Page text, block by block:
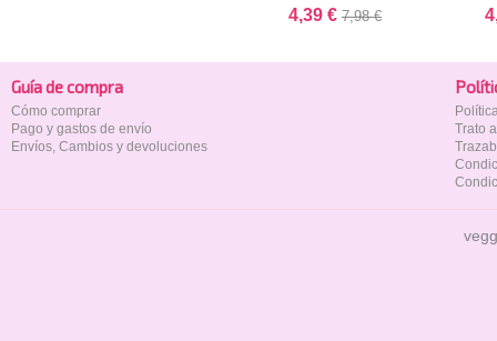
4,39 € 7,98 €
Guía de compra
Cómo comprar
Pago y gastos de envío
Envíos, Cambios y devoluciones
Trato